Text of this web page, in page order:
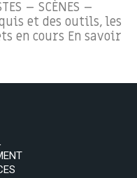
– SCÈNES –
et des outils, les
en cours En savoir